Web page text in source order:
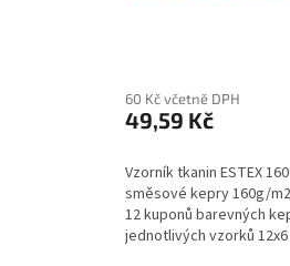
60 Kč včetně DPH
49,59 Kč
Vzorník tkanin ESTEX
směsové kepry 160g/
12 kuponů barevných
jednotlivých vzorků